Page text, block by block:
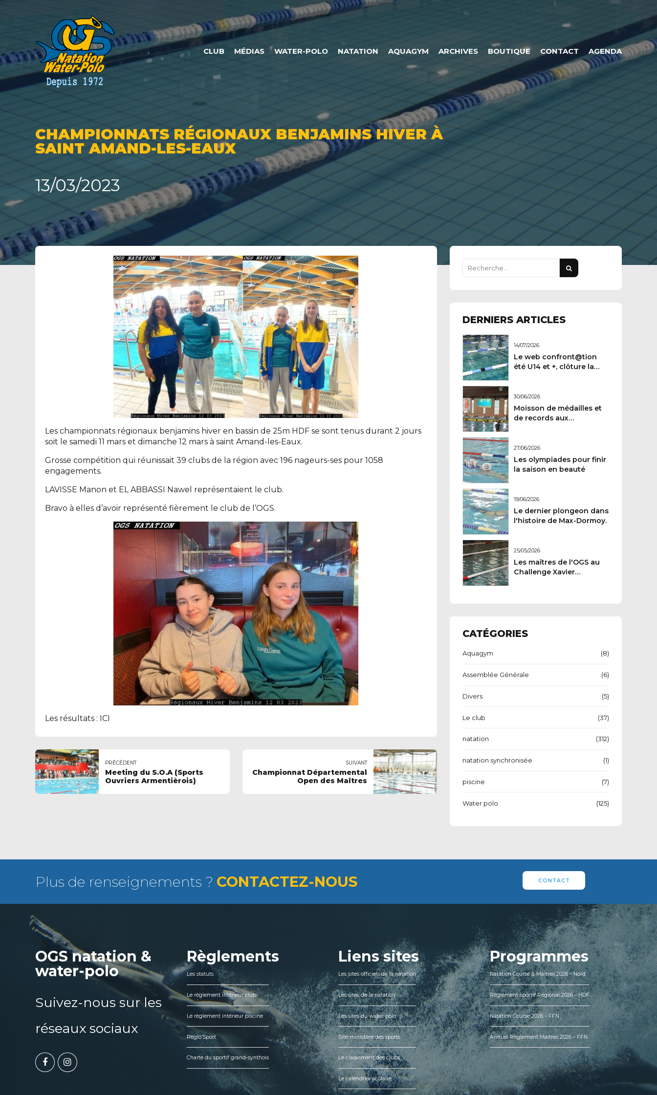
CLUB MÉDIAS WATER-POLO NATATION AQUAGYM ARCHIVES BOUTIQUE CONTACT AGENDA
CHAMPIONNATS RÉGIONAUX BENJAMINS HIVER À
SAINT AMAND-LES-EAUX
13/03/2023
Les championnats régionaux benjamins hiver en bassin de 25m HDF se sont tenus durant 2 jours
soit le samedi 11 mars et dimanche 12 mars à saint Amand-les-Eaux.
Grosse compétition qui réunissait 39 clubs de la région avec 196 nageurs-ses pour 1058
engagements.
LAVISSE Manon et EL ABBASSI Nawel représentaient le club.
Bravo à elles d’avoir représenté fièrement le club de l’OGS.
Les résultats : ICI
PRÉCÉDENT
Meeting du S.O.A (Sports
Ouvriers Armentièrois)
SUIVANT
Championnat Départemental
Open des Maîtres
DERNIERS ARTICLES
14/07/2026
Le web confront@tion
été U14 et +, clôture la
30/06/2026
Moisson de médailles et
de records aux
27/06/2026
Les olympiades pour finir
la saison en beauté
19/06/2026
Le dernier plongeon dans
l'histoire de Max-Dormoy.
25/05/2026
Les maîtres de l'OGS au
Challenge Xavier
CATÉGORIES
Aquagym (8)
Assemblée Générale (6)
Divers (5)
Le club (37)
natation (312)
natation synchronisée (1)
piscine (7)
Water polo (125)
Plus de renseignements ? CONTACTEZ-NOUS CONTACT
OGS natation &
water-polo
Suivez-nous sur les
réseaux sociaux
Règlements
Les statuts
Le règlement intérieur club
Le règlement intérieur piscine
Règlo’Sport
Charte du sportif grand-synthois
Liens sites
Les sites officiels de la natation
Les sites de la natation
Les sites du water-polo
Site ministère des sports
Le classement des clubs
Le calendrier scolaire
Programmes
Natation Course & Maîtres 2026 – Nord
Règlement sportif Régional 2026 – HDF
Natation Course 2026 – FFN
Annuel Règlement Maîtres 2026 – FFN